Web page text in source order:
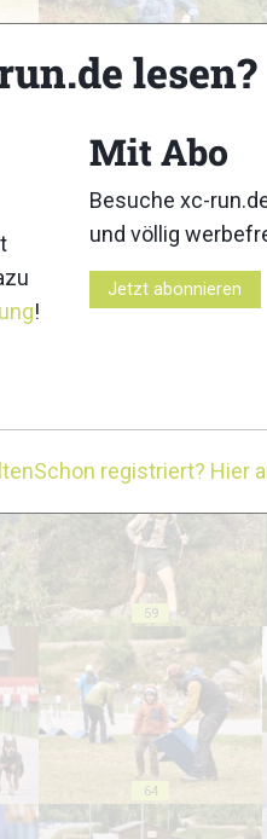
44
54
59
64
lesen?
!
Mit Abo
Besuche xc-
und völlig
Jetzt abonnieren
Schon registriert? Hier